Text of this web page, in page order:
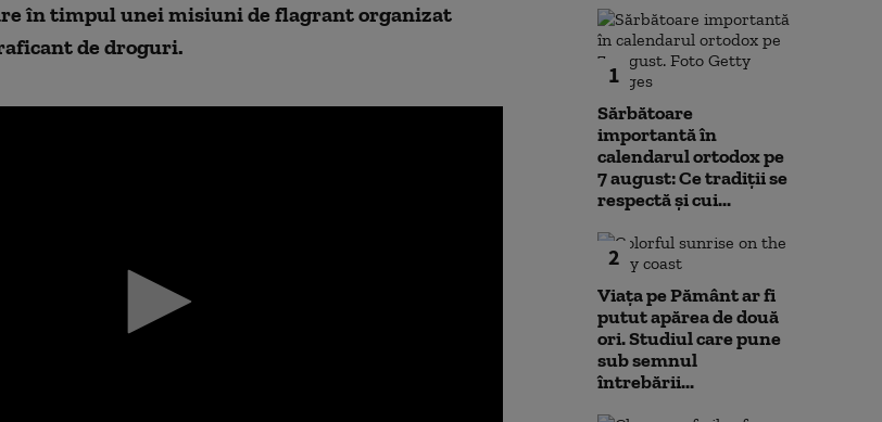
în timpul unei misiuni de flagrant organizat
de droguri.
1
Sărbătoare
importantă în
calendarul ortodox pe
7 august: Ce tradiții se
respectă și cui...
2
Viața pe Pământ ar fi
putut apărea de două
ori. Studiul care pune
sub semnul
întrebării...